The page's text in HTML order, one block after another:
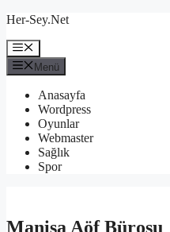
İçeriğe
Her-Sey.Net
Menü
Menü
Anasayfa
Wordpress
Oyunlar
Webmaster
Sağlık
Spor
Manisa Aöf Bürosu